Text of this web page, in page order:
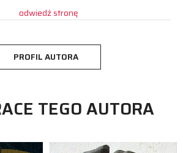
odwiedź stronę
PROFIL AUTORA
TEGO AUTORA